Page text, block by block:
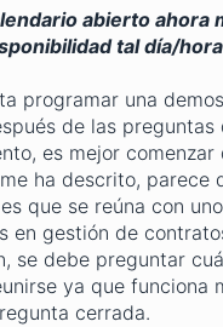
abierto ahora
tal día/
programar una
de las preguntas
es mejor
ha descrito, parece
que se reúna con
en gestión de
se debe preguntar
ya que funciona
cerrada.